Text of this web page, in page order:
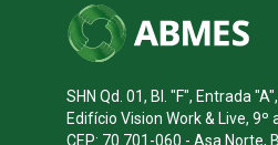
SHN Qd. 01, Bl. "F", Entrada
Edifício Vision Work & Live, 9º
CEP: 70.701-060 - Asa Norte,